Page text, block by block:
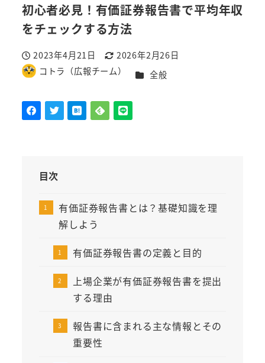
初心者必見！有価証券報告書で平均年収
をチェックする方法
投稿日
2023年4月21日
更新日
2026年2月26日
著
コトラ（広報チーム） カテゴリー
全般
目次
有価証券報告書とは？基礎知識を理
解しよう
有価証券報告書の定義と目的
上場企業が有価証券報告書を提出
する理由
報告書に含まれる主な情報とその
重要性